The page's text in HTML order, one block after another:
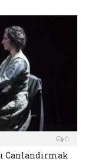
0
Canlandırmak